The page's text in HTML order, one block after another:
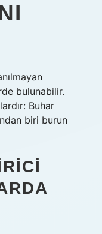
bulunabilir.
Buhar
biri burun